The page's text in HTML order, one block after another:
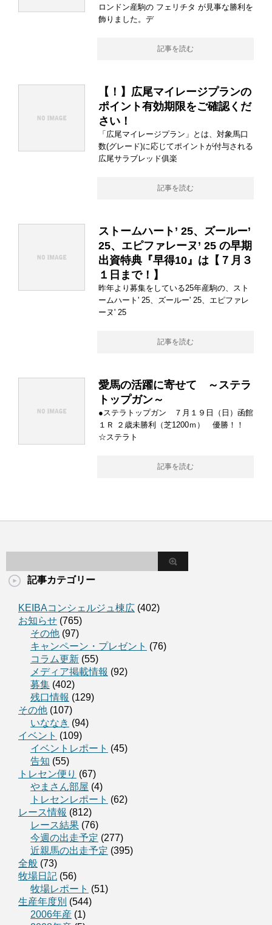
ロンドン産駒の フェリチタ が見事な勝利を
飾りました。デ
記事を読む
【！】広尾マイレージプランの
ポイント有効期限をご確認くだ
さい！
「広尾マイレージプラン」とは、対象馬口
数(グレード)に応じてポイントが付与される
広尾サラブレッド俱楽
記事を読む
ストームハート’ 25、ズールー’
25、エピファレーヌ’ 25 の早期
出資特典『早得10』は【７月３
１日まで！】
昨年より募集をしている25年産駒の、スト
ームハート' 25、ズールー' 25、エピファレ
ーヌ' 25
記事を読む
愛馬の活躍に寄せて ～ステラ
トップガン～
●ステラトップガン ７月１９日（日）函館
１Ｒ ２歳未勝利（芝1200ｍ） 優勝！！
☆ステラト
記事を読む
記事カテゴリー
KEIBAコンシェルジュ棟広 (402)
お知らせ (765)
その他 (97)
キャンペーン・プレゼント (76)
コラム更新 (55)
メディア掲載情報 (92)
募集 (402)
残口情報 (129)
その他 (107)
いななき (94)
イベント (109)
イベントレポート (45)
告知 (55)
トレセン便り (67)
やまさん部屋 (4)
トレセンレポート (62)
レース情報 (812)
レース結果 (76)
今週の出走予定 (277)
近親馬の出走予定 (395)
全般 (73)
牧場日記 (56)
牧場レポート (51)
生産年度別 (544)
2006年産 (1)